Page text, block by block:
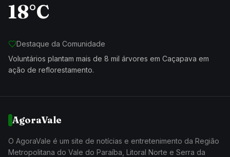
18°C
Destaque da Comunidade
Voluntários plantam mais de 8 mil árvores em Caçapava em
ação de reflorestamento.
AgoraVale
O AgoraVale é um site de notícias e entretenimento da Região
Metropolitana do Vale do Paraíba, Litoral Norte e Serra da